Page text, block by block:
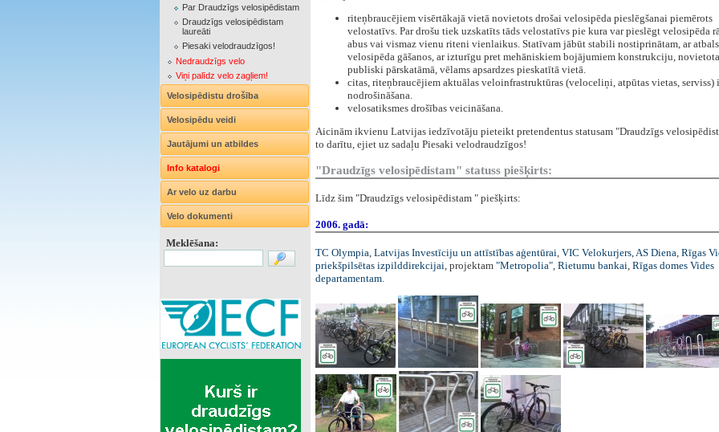
Par Draudzīgs velosipēdistam
Draudzīgs velosipēdistam
laureāti
Piesaki velodraudzīgos!
Nedraudzīgs velo
Viņi palīdz velo zagļiem!
Velosipēdistu drošība
Velosipēdu veidi
Jautājumi un atbildes
Info katalogi
Ar velo uz darbu
Velo dokumenti
Meklēšana:
riteņbraucējiem visērtākajā vietā novietots drošai velosipēda pieslēgšanai piemērots
velostatīvs. Par drošu tiek uzskatīts tāds velostatīvs pie kura var pieslēgt velosipēda
abus vai vismaz vienu riteni vienlaikus. Statīvam jābūt stabili nostiprinātam, ar
velosipēda gāšanos, ar izturīgu pret mehāniskiem bojājumiem konstrukciju,
publiski pārskatāmā, vēlams apsardzes pieskatītā vietā.
citas, riteņbraucējiem aktuālas veloinfrastruktūras (veloceliņi, atpūtas vietas, serviss)
nodrošināšana.
velosatiksmes drošības veicināšana.
Aicinām ikvienu Latvijas iedzīvotāju pieteikt pretendentus statusam "Draudzīgs
to darītu, ejiet uz sadaļu Piesaki velodraudzīgos!
"Draudzīgs velosipēdistam" statuss piešķirts:
Līdz šim "Draudzīgs velosipēdistam " piešķirts:
2006. gadā:
TC Olympia, Latvijas Investīciju un attīstības aģentūrai, VIC Velokurjers,AS Diena, Rīgas
priekšpilsētas izpilddirekcijai, projektam "Metropolia", Rietumu bankai, Rīgas domes Vides
departamentam.